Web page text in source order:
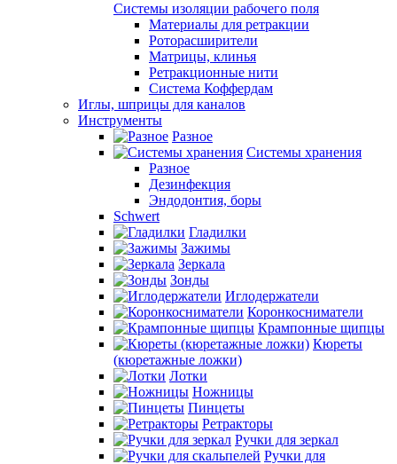
Системы изоляции рабочего поля
Материалы для ретракции
Роторасширители
Матрицы, клинья
Ретракционные нити
Система Коффердам
Иглы, шприцы для каналов
Инструменты
Разное
Системы хранения
Разное
Дезинфекция
Эндодонтия, боры
Schwert
Гладилки
Зажимы
Зеркала
Зонды
Иглодержатели
Коронкосниматели
Крампонные щипцы
Кюреты
(кюретажные ложки)
Лотки
Ножницы
Пинцеты
Ретракторы
Ручки для зеркал
Ручки для